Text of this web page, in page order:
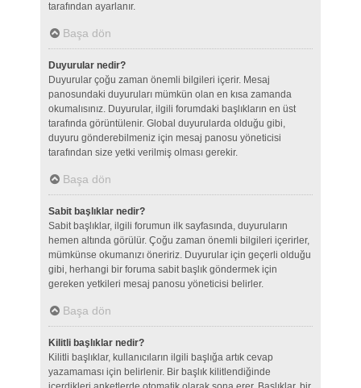
tarafından ayarlanır.
Başa dön
Duyurular nedir?
Duyurular çoğu zaman önemli bilgileri içerir. Mesaj
panosundaki duyuruları mümkün olan en kısa zamanda
okumalısınız. Duyurular, ilgili forumdaki başlıkların en üst
tarafında görüntülenir. Global duyurularda olduğu gibi,
duyuru gönderebilmeniz için mesaj panosu yöneticisi
tarafından size yetki verilmiş olması gerekir.
Başa dön
Sabit başlıklar nedir?
Sabit başlıklar, ilgili forumun ilk sayfasında, duyuruların
hemen altında görülür. Çoğu zaman önemli bilgileri içerirler,
mümkünse okumanızı öneririz. Duyurular için geçerli olduğu
gibi, herhangi bir foruma sabit başlık göndermek için
gereken yetkileri mesaj panosu yöneticisi belirler.
Başa dön
Kilitli başlıklar nedir?
Kilitli başlıklar, kullanıcıların ilgili başlığa artık cevap
yazamaması için belirlenir. Bir başlık kilitlendiğinde